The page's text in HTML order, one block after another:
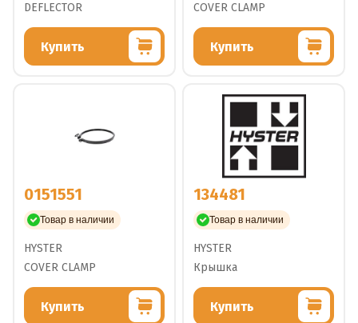
DEFLECTOR
Купить
COVER CLAMP
Купить
0151551
Товар в наличии
HYSTER
COVER CLAMP
Купить
134481
Товар в наличии
HYSTER
Крышка
Купить